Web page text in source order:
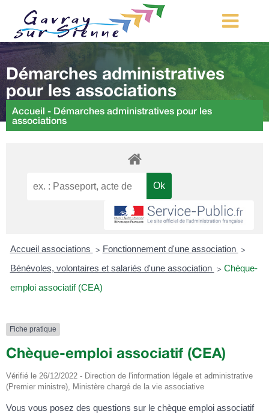
MA COMMUNE
MON QUOTIDIEN
LOISIRS ET TOURISME
MES DÉMARCHES
CONTACT
Démarches d’urbanisme
Démarches administratives
pour les associations
Accueil - Démarches administratives pour les
associations
Accueil associations > Fonctionnement d'une association >
Bénévoles, volontaires et salariés d'une association > Chèque-
emploi associatif (CEA)
Fiche pratique
Chèque-emploi associatif (CEA)
Vérifié le 26/12/2022 - Direction de l'information légale et administrative
(Premier ministre), Ministère chargé de la vie associative
Vous vous posez des questions sur le chèque emploi associatif